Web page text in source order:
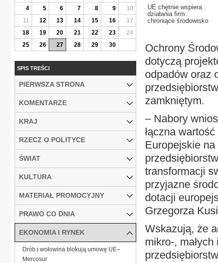
UE chętnie wspiera
działania firm
chroniące środowisko
Ochrony
dotyczą
odpadów oraz
zamkniętym.
– Nabory
łączna
Europejskie
transformacji
przyjazne
dotacji
Grzegorza
Wskazują, że
mikro-,
4
5 6 7 8 9
10
11
12 13 14 15 16
17
18
19 20 21 22 23
24
25
26 27 28 29 30
SPIS TREŚCI
PIERWSZA STRONA
KOMENTARZE
KRAJ
RZECZ O POLITYCE
ŚWIAT
KULTURA
MATERIAŁ PROMOCYJNY
PRAWO CO DNIA
EKONOMIA I RYNEK
Drób i wołowina blokują umowę UE–
Mercosur